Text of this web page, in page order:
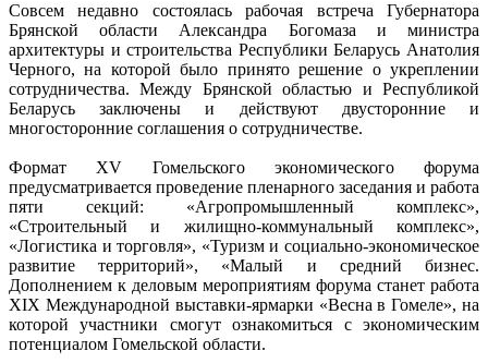
Совсем недавно состоялась рабочая встреча Губернатора
Брянской области Александра Богомаза и министра
архитектуры и строительства Республики Беларусь Анатолия
Черного, на которой было принято решение о укреплении
сотрудничества. Между Брянской областью и Республикой
Беларусь заключены и действуют двусторонние и
многосторонние соглашения о сотрудничестве.
Формат XV Гомельского экономического форума
предусматривается проведение пленарного заседания и работа
пяти секций: «Агропромышленный комплекс»,
«Строительный и жилищно-коммунальный комплекс»,
«Логистика и торговля», «Туризм и социально-экономическое
развитие территорий», «Малый и средний бизнес.
Дополнением к деловым мероприятиям форума станет работа
XIX Международной выставки-ярмарки «Весна в Гомеле», на
которой участники смогут ознакомиться с экономическим
потенциалом Гомельской области.